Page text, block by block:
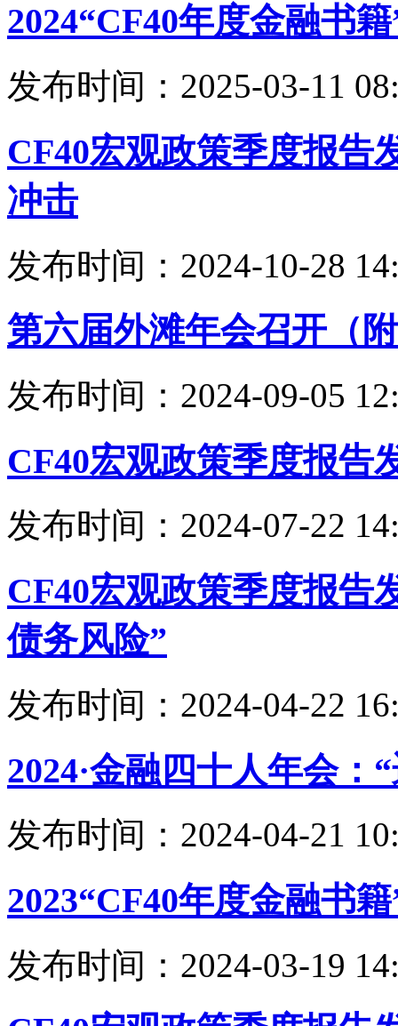
2024“CF40年度金融书
发布时间：2025-03-11
CF40宏观政策季度报告
冲击
发布时间：2024-10-28
第六届外滩年会召开（
发布时间：2024-09-05
CF40宏观政策季度报告
发布时间：2024-07-22
CF40宏观政策季度报告
债务风险”
发布时间：2024-04-22
2024·金融四十人年会：
发布时间：2024-04-21
2023“CF40年度金融书
发布时间：2024-03-19